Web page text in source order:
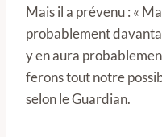
Mais il a prévenu : «
probablement
y en aura
ferons tout notre
selon le Guardian.